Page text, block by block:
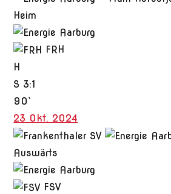
Heim
FRH
H
S 3:1
90`
23 Okt. 2024
Auswärts
FSV